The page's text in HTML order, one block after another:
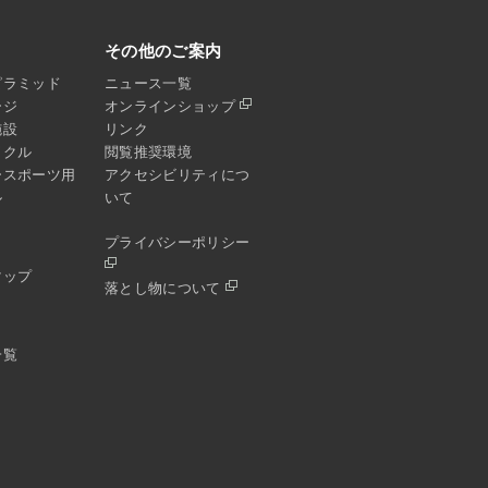
ミッド
クル
ポーツ用
ップ
その他のご案内
ニュース一覧
オンラインショップ
リンク
閲覧推奨環境
アクセシビリティにつ
いて
プライバシーポリシー
落とし物について